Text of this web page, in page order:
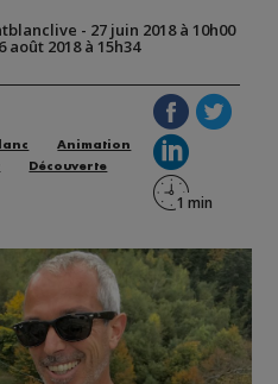
- 27 juin 2018 à 10h00
août 2018 à 15h34
Animation
Découverte